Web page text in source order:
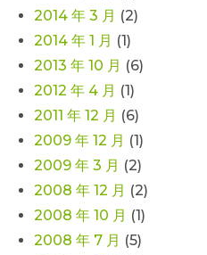
2014 年 3 月 (2)
2014 年 1 月 (1)
2013 年 10 月 (6)
2012 年 4 月 (1)
2011 年 12 月 (6)
2009 年 12 月 (1)
2009 年 3 月 (2)
2008 年 12 月 (2)
2008 年 10 月 (1)
2008 年 7 月 (5)